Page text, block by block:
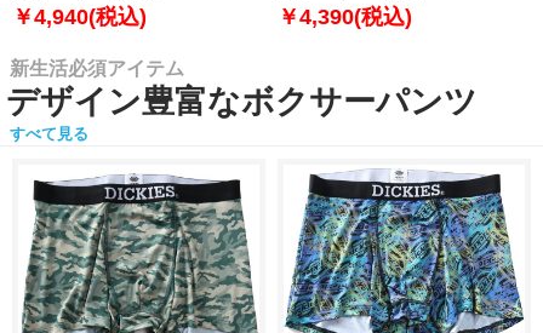
￥4,940(税込) ￥4,390(税込)
新生活必須アイテム
デザイン豊富なボクサーパンツ
すべて見る